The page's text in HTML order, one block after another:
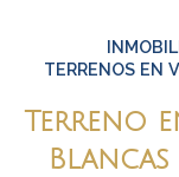
TERRENOS EN
Terreno